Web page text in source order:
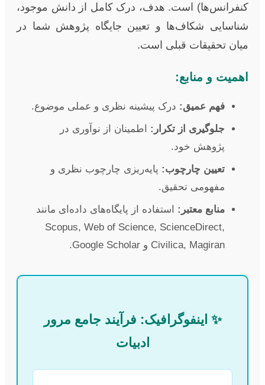
کنفرانس‌ها) است. هدف، درک کامل از دانش موجود،
شناسایی شکاف‌ها و تعیین جایگاه پژوهش شما در
میان تحقیقات قبلی است.
اهمیت و منابع:
فهم عمیق: درک پیشینه نظری و عملی موضوع.
جلوگیری از تکرار: اطمینان از نوآوری در
پژوهش خود.
تعیین چارچوب: پایه‌ریزی چارچوب نظری و
مفهومی تحقیق.
منابع معتبر: استفاده از پایگاه‌های داده‌ای مانند
Scopus, Web of Science, ScienceDirect,
Civilica, Magiran و Google Scholar.
✨ اینفوگرافیک: فرآیند جامع مرور
ادبیات